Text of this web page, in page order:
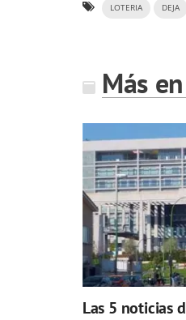
LOTERIA DEJA
Más
Las 5 noticias